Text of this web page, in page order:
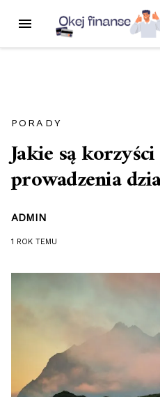
treści
MENU
PORADY
Jakie są
prowadzenia
ADMIN
1 ROK TEMU